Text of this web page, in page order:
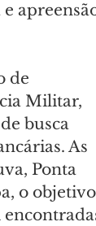
de
Militar,
busca
As
Ponta
o objetivo